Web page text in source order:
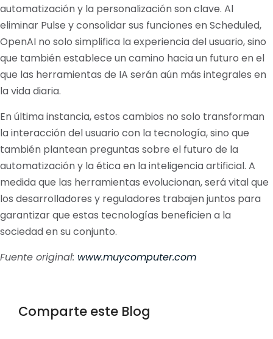
automatización y la personalización son clave. Al
eliminar Pulse y consolidar sus funciones en Scheduled,
OpenAI no solo simplifica la experiencia del usuario, sino
que también establece un camino hacia un futuro en el
que las herramientas de IA serán aún más integrales en
la vida diaria.
En última instancia, estos cambios no solo transforman
la interacción del usuario con la tecnología, sino que
también plantean preguntas sobre el futuro de la
automatización y la ética en la inteligencia artificial. A
medida que las herramientas evolucionan, será vital que
los desarrolladores y reguladores trabajen juntos para
garantizar que estas tecnologías beneficien a la
sociedad en su conjunto.
Fuente original: www.muycomputer.com
Comparte este Blog